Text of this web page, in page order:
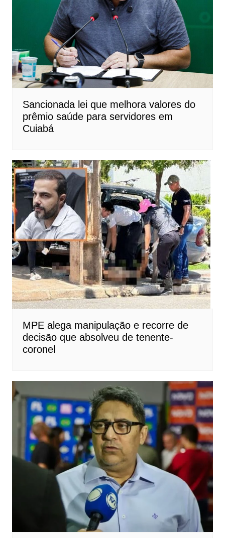
Sancionada lei que melhora valores do
prêmio saúde para servidores em
Cuiabá
MPE alega manipulação e recorre de
decisão que absolveu de tenente-
coronel